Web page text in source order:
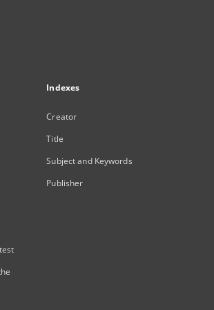
Indexes
Creator
Title
Subject and Keywords
Publisher